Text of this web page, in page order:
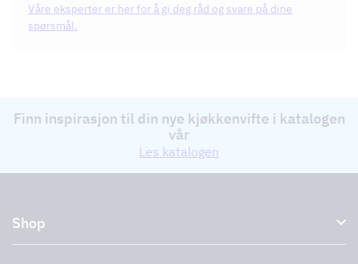
Våre eksperter er her for å gi deg råd og svare på dine
spørsmål.
Finn inspirasjon til din nye kjøkkenvifte i katalogen
vår
Les katalogen
Shop